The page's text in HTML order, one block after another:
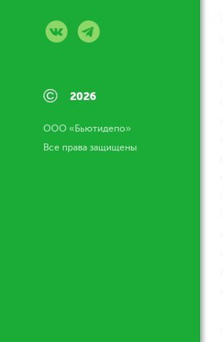
© 2026
ООО «Бьютидепо»
Все права защищены